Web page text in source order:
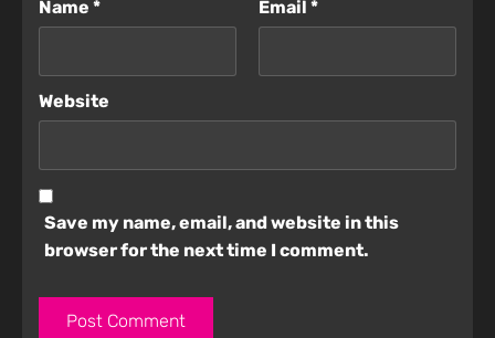
Name * Email *
Website
Save my name, email, and website in this
browser for the next time I comment.